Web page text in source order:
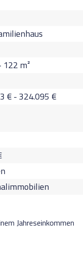
122 m²
€-324.095 €
Jahreseinkommen